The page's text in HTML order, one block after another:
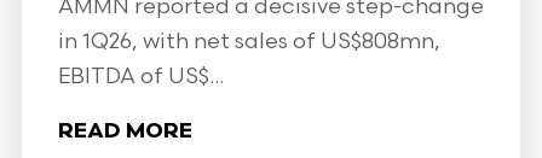
AMMN reported a decisive step-change
in 1Q26, with net sales of US$808mn,
EBITDA of US$...
READ MORE